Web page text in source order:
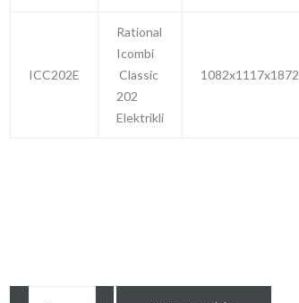
ICC202E
Rational
Icombi
Classic
202
Elektrikli
1082x1117x1872